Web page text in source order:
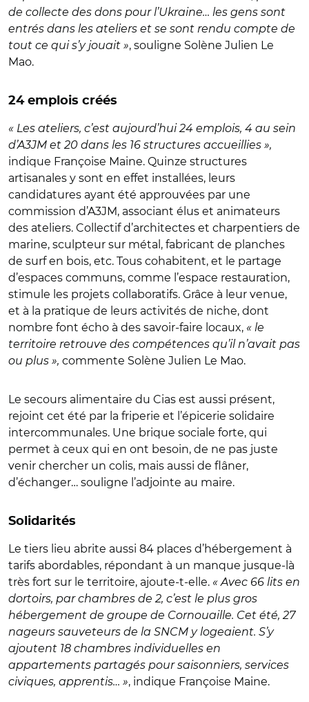
de collecte des dons pour l’Ukraine… les gens sont
entrés dans les ateliers et se sont rendu compte de
tout ce qui s’y jouait », souligne Solène Julien Le
Mao.
24 emplois créés
« Les ateliers, c’est aujourd’hui 24 emplois, 4 au sein
d’A3JM et 20 dans les 16 structures accueillies »,
indique Françoise Maine. Quinze structures
artisanales y sont en effet installées, leurs
candidatures ayant été approuvées par une
commission d’A3JM, associant élus et animateurs
des ateliers. Collectif d’architectes et charpentiers de
marine, sculpteur sur métal, fabricant de planches
de surf en bois, etc. Tous cohabitent, et le partage
d’espaces communs, comme l’espace restauration,
stimule les projets collaboratifs. Grâce à leur venue,
et à la pratique de leurs activités de niche, dont
nombre font écho à des savoir-faire locaux, « le
territoire retrouve des compétences qu’il n’avait pas
ou plus », commente Solène Julien Le Mao.
Le secours alimentaire du Cias est aussi présent,
rejoint cet été par la friperie et l’épicerie solidaire
intercommunales. Une brique sociale forte, qui
permet à ceux qui en ont besoin, de ne pas juste
venir chercher un colis, mais aussi de flâner,
d’échanger… souligne l’adjointe au maire.
Solidarités
Le tiers lieu abrite aussi 84 places d’hébergement à
tarifs abordables, répondant à un manque jusque-là
très fort sur le territoire, ajoute-t-elle. « Avec 66 lits en
dortoirs, par chambres de 2, c’est le plus gros
hébergement de groupe de Cornouaille. Cet été, 27
nageurs sauveteurs de la SNCM y logeaient. S’y
ajoutent 18 chambres individuelles en
appartements partagés pour saisonniers, services
civiques, apprentis… », indique Françoise Maine.